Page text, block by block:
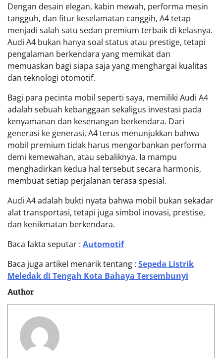
Dengan desain elegan, kabin mewah, performa mesin
tangguh, dan fitur keselamatan canggih, A4 tetap
menjadi salah satu sedan premium terbaik di kelasnya.
Audi A4 bukan hanya soal status atau prestige, tetapi
pengalaman berkendara yang memikat dan
memuaskan bagi siapa saja yang menghargai kualitas
dan teknologi otomotif.
Bagi para pecinta mobil seperti saya, memiliki Audi A4
adalah sebuah kebanggaan sekaligus investasi pada
kenyamanan dan kesenangan berkendara. Dari
generasi ke generasi, A4 terus menunjukkan bahwa
mobil premium tidak harus mengorbankan performa
demi kemewahan, atau sebaliknya. Ia mampu
menghadirkan kedua hal tersebut secara harmonis,
membuat setiap perjalanan terasa spesial.
Audi A4 adalah bukti nyata bahwa mobil bukan sekadar
alat transportasi, tetapi juga simbol inovasi, prestise,
dan kenikmatan berkendara.
Baca fakta seputar : Automotif
Baca juga artikel menarik tentang : Sepeda Listrik
Meledak di Tengah Kota Bahaya Tersembunyi
Author